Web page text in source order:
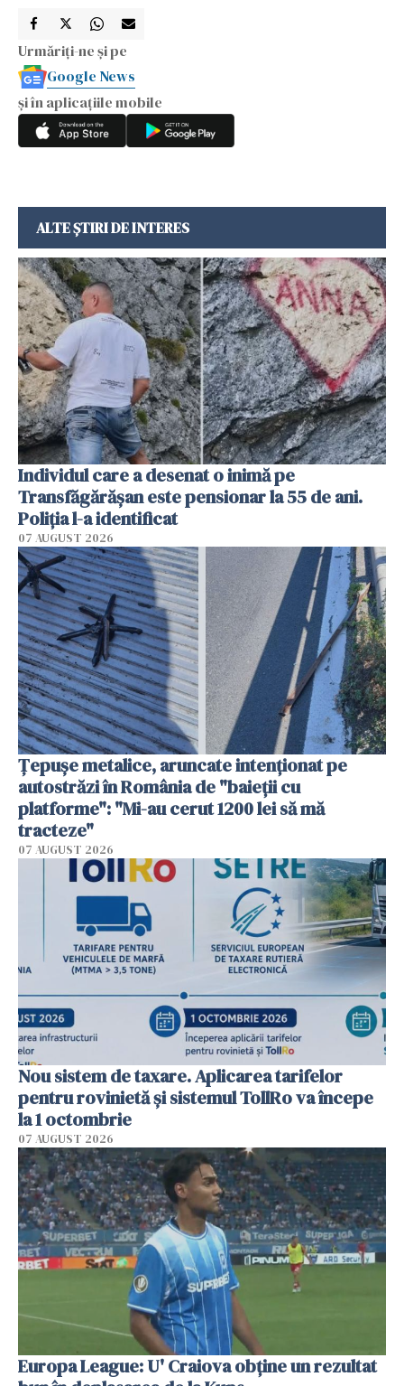
Urmăriți-ne și pe
Google News
și în aplicațiile mobile
ALTE ȘTIRI DE INTERES
Individul care a desenat o inimă pe
Transfăgărășan este pensionar la 55 de ani.
Poliția l-a identificat
07 AUGUST 2026
Țepușe metalice, aruncate intenționat pe
autostrăzi în România de "baieții cu
platforme": "Mi-au cerut 1200 lei să mă
tracteze"
07 AUGUST 2026
Nou sistem de taxare. Aplicarea tarifelor
pentru rovinietă şi sistemul TollRo va începe
la 1 octombrie
07 AUGUST 2026
Europa League: U' Craiova obține un rezultat